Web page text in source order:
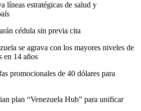
líneas estratégicas de salud y
cédula sin previa cita
se agrava con los mayores niveles de
en 14 años
promocionales de 40 dólares para
plan “Venezuela Hub” para unificar